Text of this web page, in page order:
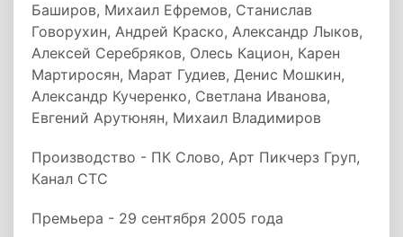
Баширов, Михаил Ефремов, Станислав
Говорухин, Андрей Краско, Александр Лыков,
Алексей Серебряков, Олесь Кацион, Карен
Мартиросян, Марат Гудиев, Денис Мошкин,
Александр Кучеренко, Светлана Иванова,
Евгений Арутюнян, Михаил Владимиров
Производство - ПК Слово, Арт Пикчерз Груп,
Канал СТС
Премьера - 29 сентября 2005 года